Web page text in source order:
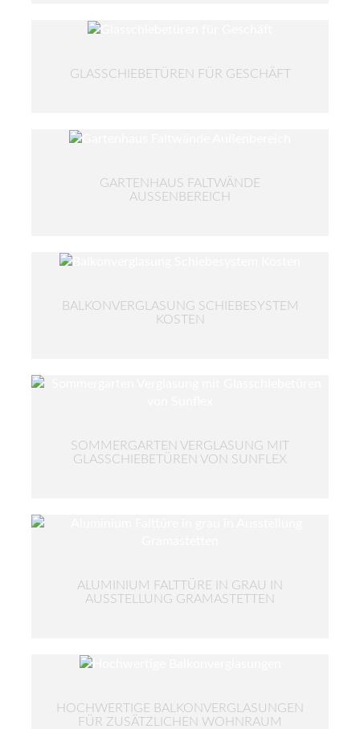
GLASSCHIEBETÜREN FÜR GESCHÄFT
GARTENHAUS FALTWÄNDE
AUSSENBEREICH
BALKONVERGLASUNG SCHIEBESYSTEM
KOSTEN
SOMMERGARTEN VERGLASUNG MIT
GLASSCHIEBETÜREN VON SUNFLEX
ALUMINIUM FALTTÜRE IN GRAU IN
AUSSTELLUNG GRAMASTETTEN
HOCHWERTIGE BALKONVERGLASUNGEN
FÜR ZUSÄTZLICHEN WOHNRAUM